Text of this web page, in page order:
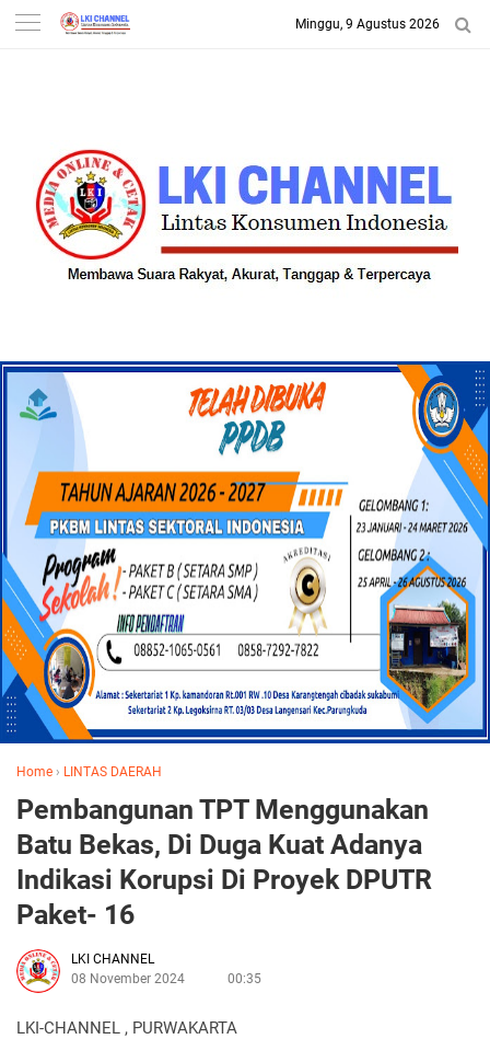
-->
Minggu, 9 Agustus 2026
Home › LINTAS DAERAH
Pembangunan TPT Menggunakan
Batu Bekas, Di Duga Kuat Adanya
Indikasi Korupsi Di Proyek DPUTR
Paket- 16
LKI CHANNEL
08 November 2024
00:35
LKI-CHANNEL , PURWAKARTA